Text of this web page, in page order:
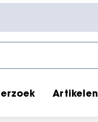
Artikelen